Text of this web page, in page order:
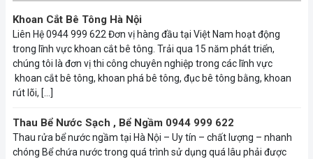
Khoan Cắt Bê Tông Hà Nội
Liên Hệ 0944 999 622 Đơn vị hàng đầu tại Việt Nam hoạt động
trong lĩnh vực khoan cắt bê tông. Trải qua 15 năm phát triển,
chúng tôi là đơn vị thi công chuyên nghiệp trong các lĩnh vực
khoan cắt bê tông, khoan phá bê tông, đục bê tông bằng, khoan
rút lõi, […]
Thau Bể Nước Sạch , Bể Ngầm 0944 999 622
Thau rửa bể nước ngầm tại Hà Nội – Uy tín – chất lượng – nhanh
chóng Bể chứa nước trong quá trình sử dụng quá lâu phải được